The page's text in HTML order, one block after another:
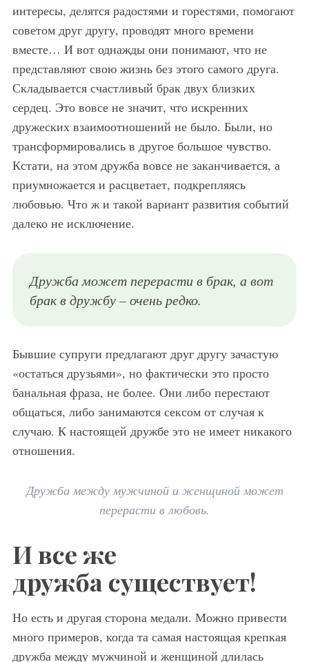
интересы, делятся радостями и горестями, помогают
советом друг другу, проводят много времени
вместе… И вот однажды они понимают, что не
представляют свою жизнь без этого самого друга.
Складывается счастливый брак двух близких
сердец. Это вовсе не значит, что искренних
дружеских взаимоотношений не было. Были, но
трансформировались в другое большое чувство.
Кстати, на этом дружба вовсе не заканчивается, а
приумножается и расцветает, подкрепляясь
любовью. Что ж и такой вариант развития событий
далеко не исключение.
Дружба может перерасти в брак, а вот
брак в дружбу – очень редко.
Бывшие супруги предлагают друг другу зачастую
«остаться друзьями», но фактически это просто
банальная фраза, не более. Они либо перестают
общаться, либо занимаются сексом от случая к
случаю. К настоящей дружбе это не имеет никакого
отношения.
Дружба между мужчиной и женщиной может
перерасти в любовь.
И все же
дружба существует!
Но есть и другая сторона медали. Можно привести
много примеров, когда та самая настоящая крепкая
дружба между мужчиной и женщиной длилась